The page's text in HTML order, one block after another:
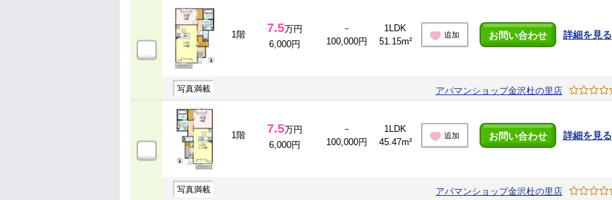
1階 7.5万円
6,000円
－
100,000円
1LDK
51.15m²
追加 お問い合わせ 詳細を見る
写真満載 アパマンショップ金沢杜の里店
1階 7.5万円
6,000円
－
100,000円
1LDK
45.47m²
追加 お問い合わせ 詳細を見る
写真満載 アパマンショップ金沢杜の里店